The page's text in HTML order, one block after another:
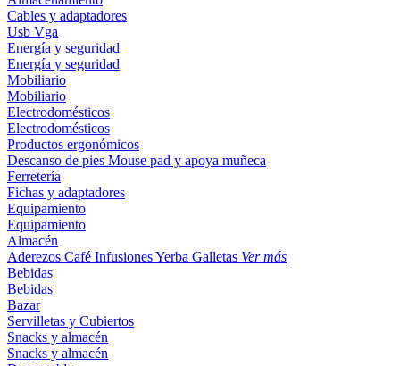
Cables y adaptadores
Usb Vga
Energía y seguridad
Energía y seguridad
Mobiliario
Mobiliario
Electrodomésticos
Electrodomésticos
Productos ergonómicos
Descanso de pies Mouse pad y apoya muñeca
Ferretería
Fichas y adaptadores
Equipamiento
Equipamiento
Almacén
Aderezos Café InfusionesYerba Galletas Ver más
Bebidas
Bebidas
Bazar
Servilletas y Cubiertos
Snacks y almacén
Snacks y almacén